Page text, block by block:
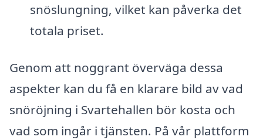
snöslungning, vilket kan påverka det
totala priset.
Genom att noggrant överväga dessa
aspekter kan du få en klarare bild av vad
snöröjning i Svartehallen bör kosta och
vad som ingår i tjänsten. På vår plattform